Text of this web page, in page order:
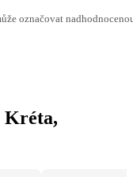
označovat
Kréta,